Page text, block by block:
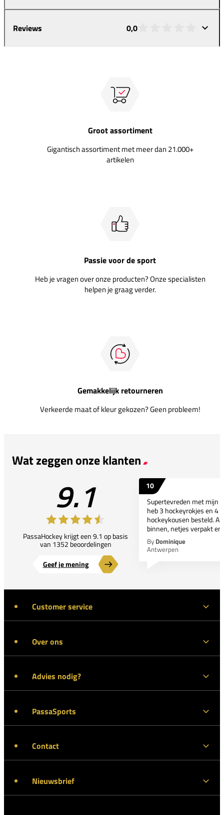
Reviews 0,0
Groot assortiment
Gigantisch assortiment met meer dan 21.000+
artikelen
Passie voor de sport
Heb je vragen over onze producten? Onze specialisten
helpen je graag verder.
Gemakkelijk retourneren
Verkeerde maat of kleur gekozen? Geen probleem!
Wat zeggen onze klanten
9.1
PassaHockey krijgt een 9.1 op basis
van 1352 beoordelingen
Geef je mening
10
Supertevreden met mijn
heb 3 hockeyrokjes en 4
hockeykousen besteld.
binnen, netjes verpakt
By Dominique
Antwerpen
Customer service
Over ons
Advies nodig?
PassaSports
Contact
Nieuwsbrief